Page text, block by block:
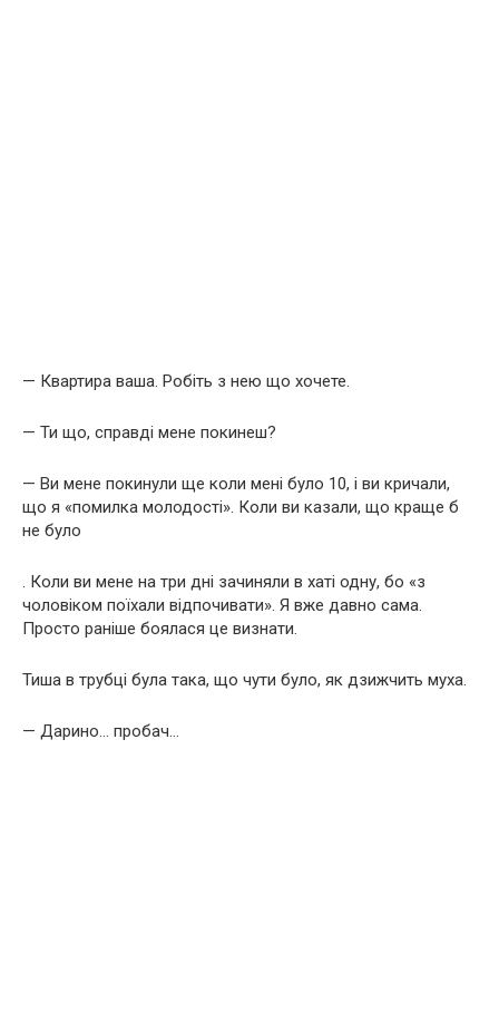
— Квартира ваша. Робіть з нею що хочете.
— Ти що, справді мене покинеш?
— Ви мене покинули ще коли мені було 10, і ви кричали,
що я «помилка молодості». Коли ви казали, що краще б
не було
. Коли ви мене на три дні зачиняли в хаті одну, бо «з
чоловіком поїхали відпочивати». Я вже давно сама.
Просто раніше боялася це визнати.
Тиша в трубці була така, що чути було, як дзижчить муха.
— Дарино… пробач…